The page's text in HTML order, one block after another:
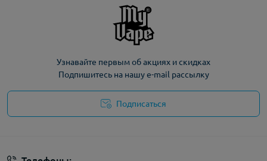
Узнавайте первым об акциях и скидках
Подпишитесь на нашу e-mail рассылку
Подписаться